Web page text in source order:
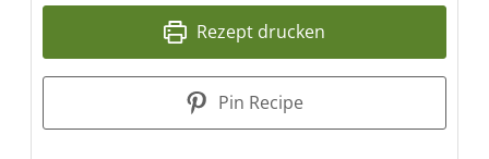
Rezept drucken
Pin Recipe